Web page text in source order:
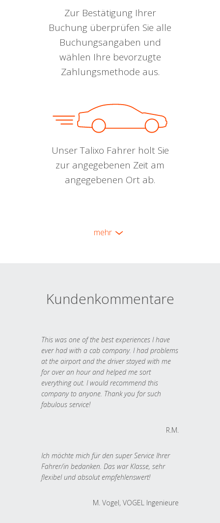
Zur Bestätigung Ihrer
Buchung überprüfen Sie alle
Buchungsangaben und
wählen Ihre bevorzugte
Zahlungsmethode aus.
Unser Talixo Fahrer holt Sie
zur angegebenen Zeit am
angegebenen Ort ab.
mehr
Kundenkommentare
This was one of the best experiences I have
ever had with a cab company. I had problems
at the airport and the driver stayed with me
for over an hour and helped me sort
everything out. I would recommend this
company to anyone. Thank you for such
fabulous service!
R.M.
Ich möchte mich für den super Service Ihrer
Fahrer/in bedanken. Das war Klasse, sehr
flexibel und absolut empfehlenswert!
M. Vogel, VOGEL Ingenieure